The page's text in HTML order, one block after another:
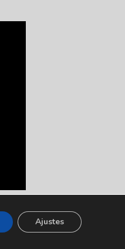
Ajustes